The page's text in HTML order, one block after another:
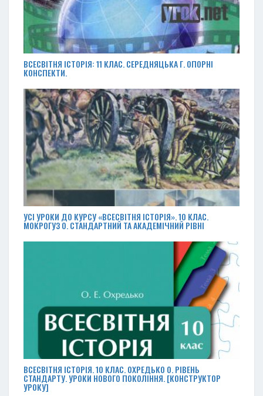
ВСЕСВІТНЯ ІСТОРІЯ: 11 КЛАС. СЕРЕДНЯЦЬКА Г. ОПОРНІ
КОНСПЕКТИ.
УСІ УРОКИ ДО КУРСУ «ВСЕСВІТНЯ ІСТОРІЯ». 10 КЛАС.
МОКРОГУЗ О. СТАНДАРТНИЙ ТА АКАДЕМІЧНИЙ РІВНІ
ВСЕСВІТНЯ ІСТОРІЯ. 10 КЛАС. ОХРЕДЬКО О. РІВЕНЬ
СТАНДАРТУ. УРОКИ НОВОГО ПОКОЛІННЯ. [КОНСТРУКТОР
УРОКУ]